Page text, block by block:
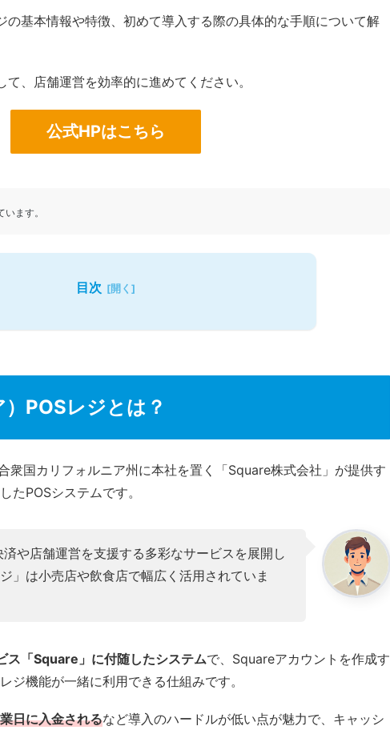
の基本情報や特徴、初めて導入する際の具体的な手順について解
、店舗運営を効率的に進めてください。
公式HPはこちら
ます。
目次
POSレジとは？
衆国カリフォルニア州に本社を置く「Square株式会社」が提供す
たPOSシステムです。
や店舗運営を支援する多彩なサービスを展開し
」は小売店や飲食店で幅広く活用されていま
ス「Square」に付随したシステムで、Squareアカウントを作成す
ジ機能が一緒に利用できる仕組みです。
日に入金されるなど導入のハードルが低い点が魅力で、キャッシ